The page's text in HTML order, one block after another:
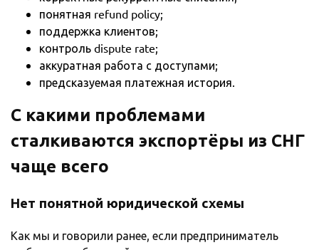
понятная refund policy;
поддержка клиентов;
контроль dispute rate;
аккуратная работа с доступами;
предсказуемая платежная история.
С какими проблемами
сталкиваются экспортёры из СНГ
чаще всего
Нет понятной юридической схемы
Как мы и говорили ранее, если предприниматель